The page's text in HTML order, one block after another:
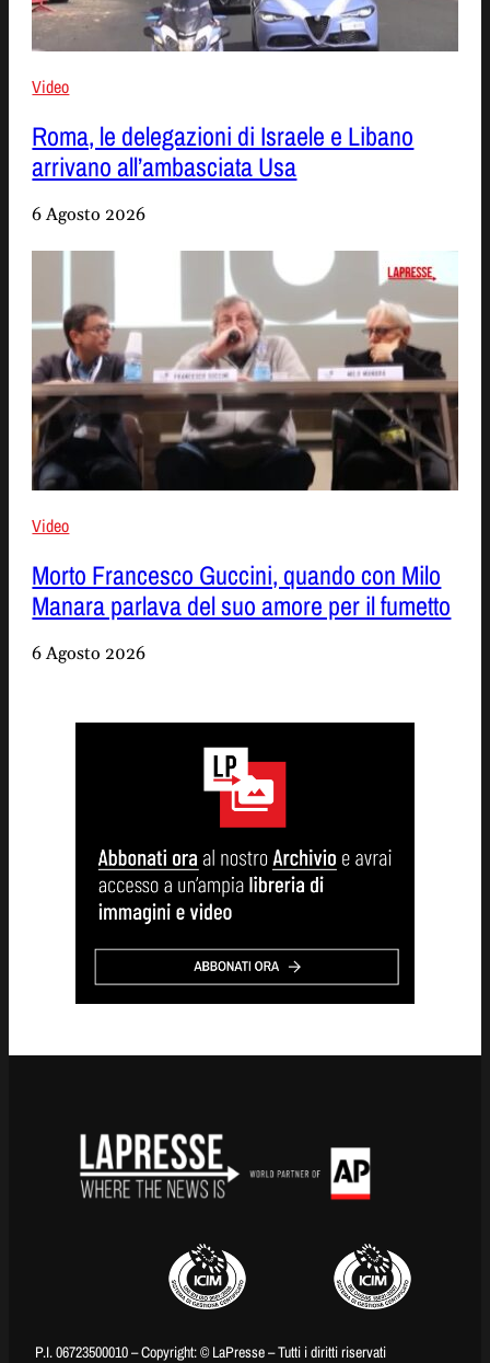
Video
Roma, le delegazioni di Israele e Libano
arrivano all’ambasciata Usa
6 Agosto 2026
Video
Morto Francesco Guccini, quando con Milo
Manara parlava del suo amore per il fumetto
6 Agosto 2026
P.I. 06723500010 – Copyright: © LaPresse – Tutti i diritti riservati